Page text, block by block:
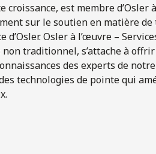
croissance, est membre d’Osler
sur le soutien en matière
Osler à l’œuvre –
traditionnel, s’attache à offrir
des experts de
technologies de pointe qui